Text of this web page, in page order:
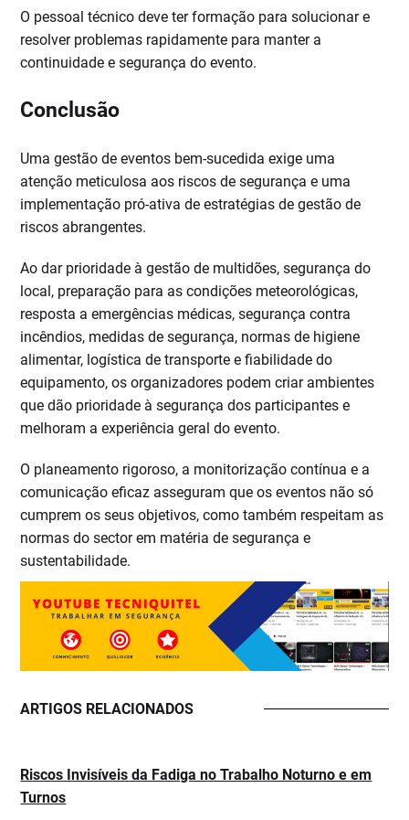
O pessoal técnico deve ter formação para solucionar e
resolver problemas rapidamente para manter a
continuidade e segurança do evento.
Conclusão
Uma gestão de eventos bem-sucedida exige uma
atenção meticulosa aos riscos de segurança e uma
implementação pró-ativa de estratégias de gestão de
riscos abrangentes.
Ao dar prioridade à gestão de multidões, segurança do
local, preparação para as condições meteorológicas,
resposta a emergências médicas, segurança contra
incêndios, medidas de segurança, normas de higiene
alimentar, logística de transporte e fiabilidade do
equipamento, os organizadores podem criar ambientes
que dão prioridade à segurança dos participantes e
melhoram a experiência geral do evento.
O planeamento rigoroso, a monitorização contínua e a
comunicação eficaz asseguram que os eventos não só
cumprem os seus objetivos, como também respeitam as
normas do sector em matéria de segurança e
sustentabilidade.
ARTIGOS RELACIONADOS
Riscos Invisíveis da Fadiga no Trabalho Noturno e em
Turnos